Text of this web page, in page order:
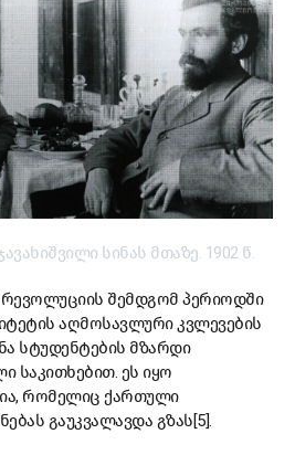
სინას მთაზე. 1902 წ.
რევოლუციის შემდგომ პერიოდში
აღმოსავლური კვლევების
სტუდენტების მზარდი
საკითხებით. ეს იყო
რომელიც ქართული
გაუკვალავდა გზას[5].